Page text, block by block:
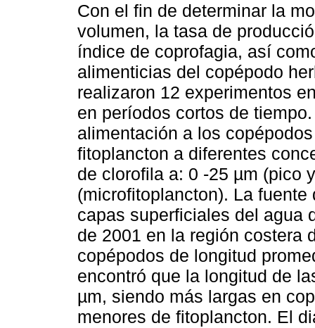
Con el fin de determinar la
volumen, la tasa de
índice de coprofagia, así
alimenticias del copépodo
realizaron 12 experimentos
en períodos cortos de
alimentación a los
fitoplancton a diferentes
de clorofila a: 0 -25 µm (pico
(microfitoplancton). La
capas superficiales del agua
de 2001 en la región costera
copépodos de longitud
encontró que la longitud de
µm, siendo más largas en
menores de fitoplancton. El